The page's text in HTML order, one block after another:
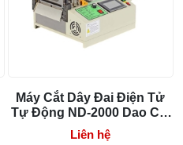
Máy Cắt Dây Đai Điện Tử
Tự Động ND-2000 Dao Cắt
20 Cm
Liên hệ